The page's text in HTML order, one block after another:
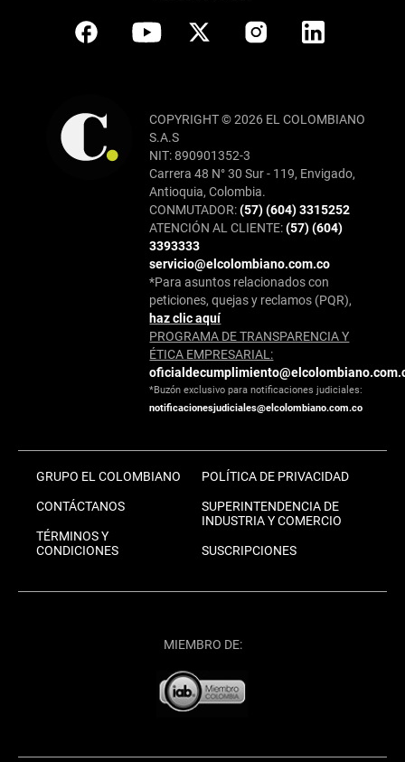
COPYRIGHT © 2026 EL COLOMBIANO
S.A.S
NIT: 890901352-3
Carrera 48 N° 30 Sur - 119, Envigado,
Antioquia, Colombia.
CONMUTADOR:(57) (604) 3315252
ATENCIÓN AL CLIENTE:(57) (604)
3393333
servicio@elcolombiano.com.co
*Para asuntos relacionados con
peticiones, quejas y reclamos (PQR),
haz clic aquí
PROGRAMA DE TRANSPARENCIA Y
ÉTICA EMPRESARIAL:
*Buzón exclusivo para notificaciones judiciales:
notificacionesjudiciales@elcolombiano.com.co
GRUPO EL COLOMBIANO
CONTÁCTANOS
TÉRMINOS Y
CONDICIONES
POLÍTICA DE PRIVACIDAD
SUPERINTENDENCIA DE
INDUSTRIA Y COMERCIO
SUSCRIPCIONES
MIEMBRO DE: